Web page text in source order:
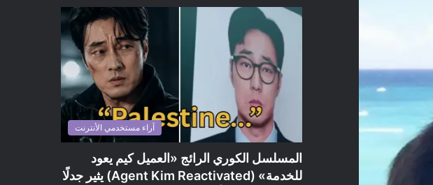
آراء مستخدمي الأنترنت
المسلسل الكوري الرائج «العميل كيم يعود
للخدمة» (Agent Kim Reactivated) يثير جدلًا